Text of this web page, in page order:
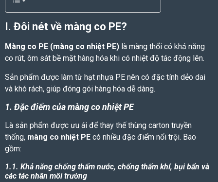
I. Đôi nét về màng co PE?
Màng co PE (màng co nhiệt PE) là màng thổi có khả năng
co rút, ôm sát bề mặt hàng hóa khi có nhiệt độ tác động lên.
Sản phẩm được làm từ hạt nhựa PE nên có đặc tính dẻo dai
và khó rách, giúp đóng gói hàng hóa dễ dàng.
1. Đặc điểm của màng co nhiệt PE
Là sản phẩm được ưu ái để thay thế thùng carton truyền
thống, màng co nhiệt PE có nhiều đặc điểm nổi trội. Bao
gồm:
1.1. Khả năng chống thấm nước, chống thấm khí, bụi bẩn và
các tác nhân môi trường